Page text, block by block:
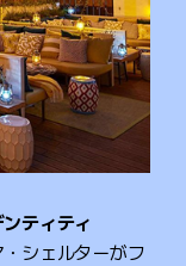
ティティ
シェルターがフ